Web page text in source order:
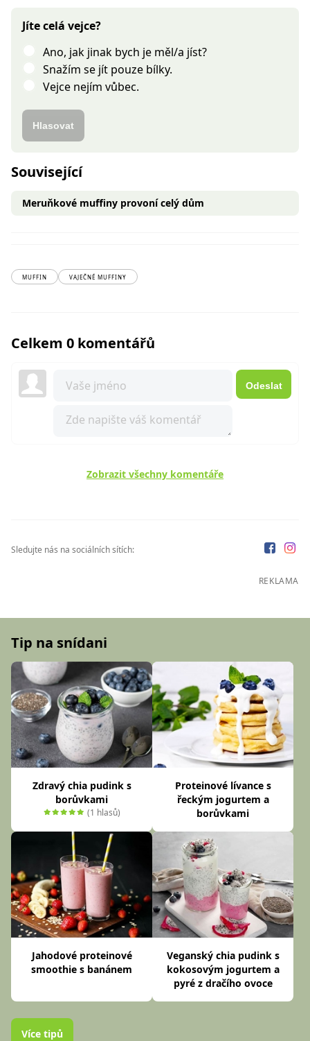
Jíte celá vejce?
Ano, jak jinak bych je měl/a jíst?
Snažím se jít pouze bílky.
Vejce nejím vůbec.
Hlasovat
Související
Meruňkové muffiny provoní celý dům
MUFFIN VAJEČNÉ MUFFINY
Celkem 0 komentářů
Odeslat
Zobrazit všechny komentáře
Sledujte nás na sociálních sítích:
REKLAMA
Tip na snídani
Zdravý chia pudink s
borůvkami
(1 hlasů)
Proteinové lívance s
řeckým jogurtem a
borůvkami
Jahodové proteinové
smoothie s banánem
Veganský chia pudink s
kokosovým jogurtem a
pyré z dračího ovoce
Více tipů